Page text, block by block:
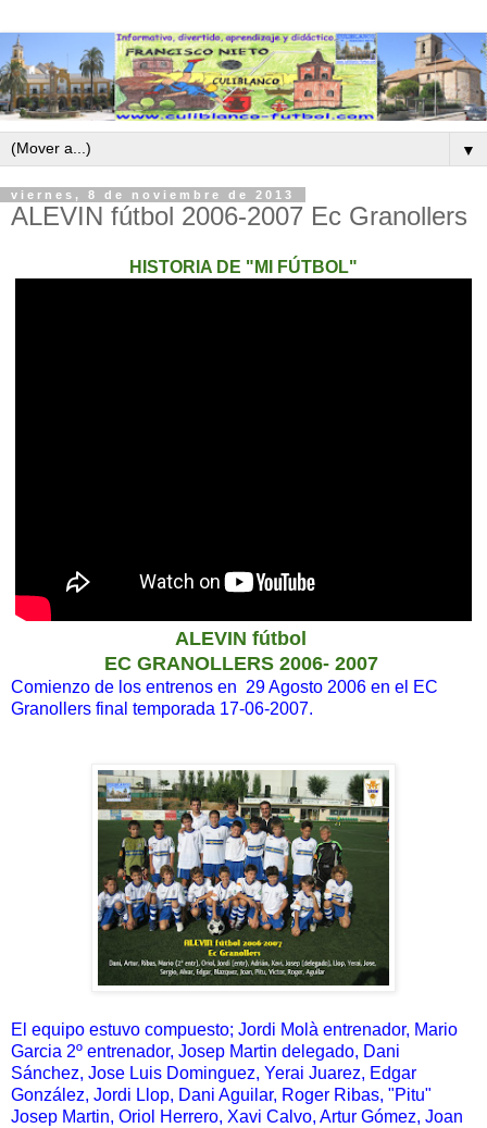
▼
viernes, 8 de noviembre de 2013
ALEVIN fútbol 2006-2007 Ec Granollers
HISTORIA DE "MI FÚTBOL"
ALEVIN fútbol
EC GRANOLLERS 2006- 2007
Comienzo de los entrenos en 29 Agosto 2006 en el EC
Granollers final temporada 17-06-2007.
El equipo estuvo compuesto; Jordi Molà entrenador, Mario
Garcia 2º entrenador, Josep Martin delegado, Dani
Sánchez, Jose Luis Dominguez, Yerai Juarez, Edgar
González, Jordi Llop, Dani Aguilar, Roger Ribas, "Pitu"
Josep Martin, Oriol Herrero, Xavi Calvo, Artur Gómez, Joan